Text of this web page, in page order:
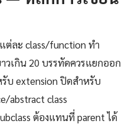
ต่ละ class/function ทำ
วเกิน 20 บรรทัดควรแยกออก
บ extension ปิดสำหรับ
abstract class
ต้องแทนที่ parent ได้